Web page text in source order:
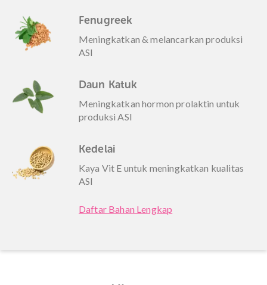
Fenugreek
Meningkatkan & melancarkan produksi
ASI
Daun Katuk
Meningkatkan hormon prolaktin untuk
produksi ASI
Kedelai
Kaya Vit E untuk meningkatkan kualitas
ASI
Daftar Bahan Lengkap